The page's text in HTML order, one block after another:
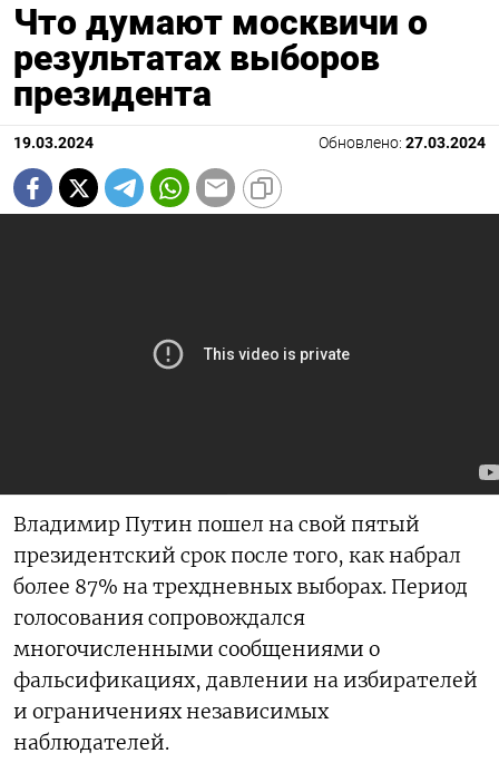
Что думают москвичи о
результатах выборов
президента
19.03.2024 Обновлено: 27.03.2024
Владимир Путин пошел на свой пятый
президентский срок после того, как набрал
более 87% на трехдневных выборах. Период
голосования сопровождался
многочисленными сообщениями о
фальсификациях, давлении на избирателей
и ограничениях независимых
наблюдателей.